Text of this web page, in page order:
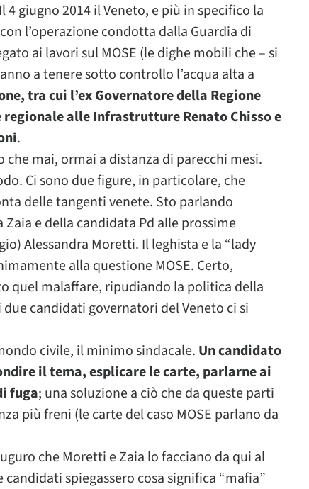
4 giugno 2014 il Veneto, e più in specifico la
l’operazione condotta dalla Guardia di
ai lavori sul MOSE (le dighe mobili che – si
a tenere sotto controllo l’acqua alta a
tra cui l’ex Governatore della Regione
regionale alle Infrastrutture Renato Chisso e
.
mai, ormai a distanza di parecchi mesi.
Ci sono due figure, in particolare, che
delle tangenti venete. Sto parlando
e della candidata Pd alle prossime
Alessandra Moretti. Il leghista e la “lady
alla questione MOSE. Certo,
quel malaffare, ripudiando la politica della
candidati governatori del Veneto ci si
civile, il minimo sindacale. Un candidato
il tema, esplicare le carte, parlarne ai
fuga; una soluzione a ciò che da queste parti
più freni (le carte del caso MOSE parlano da
che Moretti e Zaia lo facciano da qui al
spiegassero cosa significa “mafia”